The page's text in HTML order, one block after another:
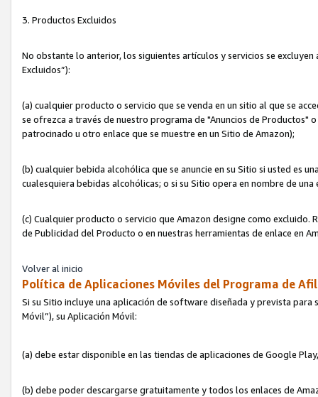
3. Productos Excluidos
No obstante lo anterior, los siguientes artículos y servicios se
Excluidos”):
(a) cualquier producto o servicio que se venda en un sitio al que se
se ofrezca a través de nuestro programa de "Anuncios de Productos"
patrocinado u otro enlace que se muestre en un Sitio de Amazon);
(b) cualquier bebida alcohólica que se anuncie en su Sitio si usted es
cualesquiera bebidas alcohólicas; o si su Sitio opera en nombre de
(c) Cualquier producto o servicio que Amazon designe como excluido.
de Publicidad del Producto o en nuestras herramientas de enlace en
Volver al inicio
Política de Aplicaciones Móviles del Programa de
Si su Sitio incluye una aplicación de software diseñada y prevista
Móvil”), su Aplicación Móvil:
(a) debe estar disponible en las tiendas de aplicaciones de Google
(b) debe poder descargarse gratuitamente y todos los enlaces de